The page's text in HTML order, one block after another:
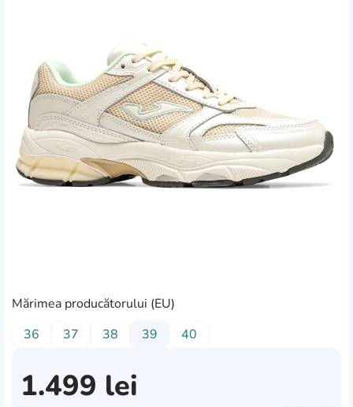
Mărimea producătorului (EU)
36
37 38 39 40
1.499 lei